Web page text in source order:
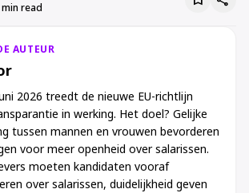
read
AUTEUR
2026 treedt de nieuwe EU-richtlijn
in werking. Het doel? Gelijke
tussen mannen en vrouwen bevorderen
voor meer openheid over salarissen.
moeten kandidaten vooraf
over salarissen, duidelijkheid geven